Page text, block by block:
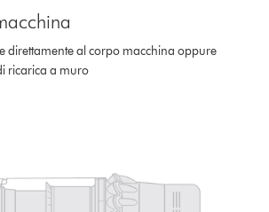
direttamente al corpo macchina oppure
ricarica a muro